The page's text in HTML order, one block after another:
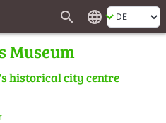
search language
Museum
historical city centre